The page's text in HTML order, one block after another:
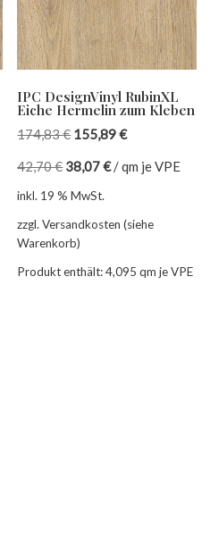
IPC DesignVinyl RubinXL
Eiche Hermelin zum Kleben
174,83€ 155,89€
42,70€ 38,07€/qm je VPE
inkl. 19 % MwSt.
zzgl. Versandkosten (siehe
Warenkorb)
Produkt enthält: 4,095qm je VPE